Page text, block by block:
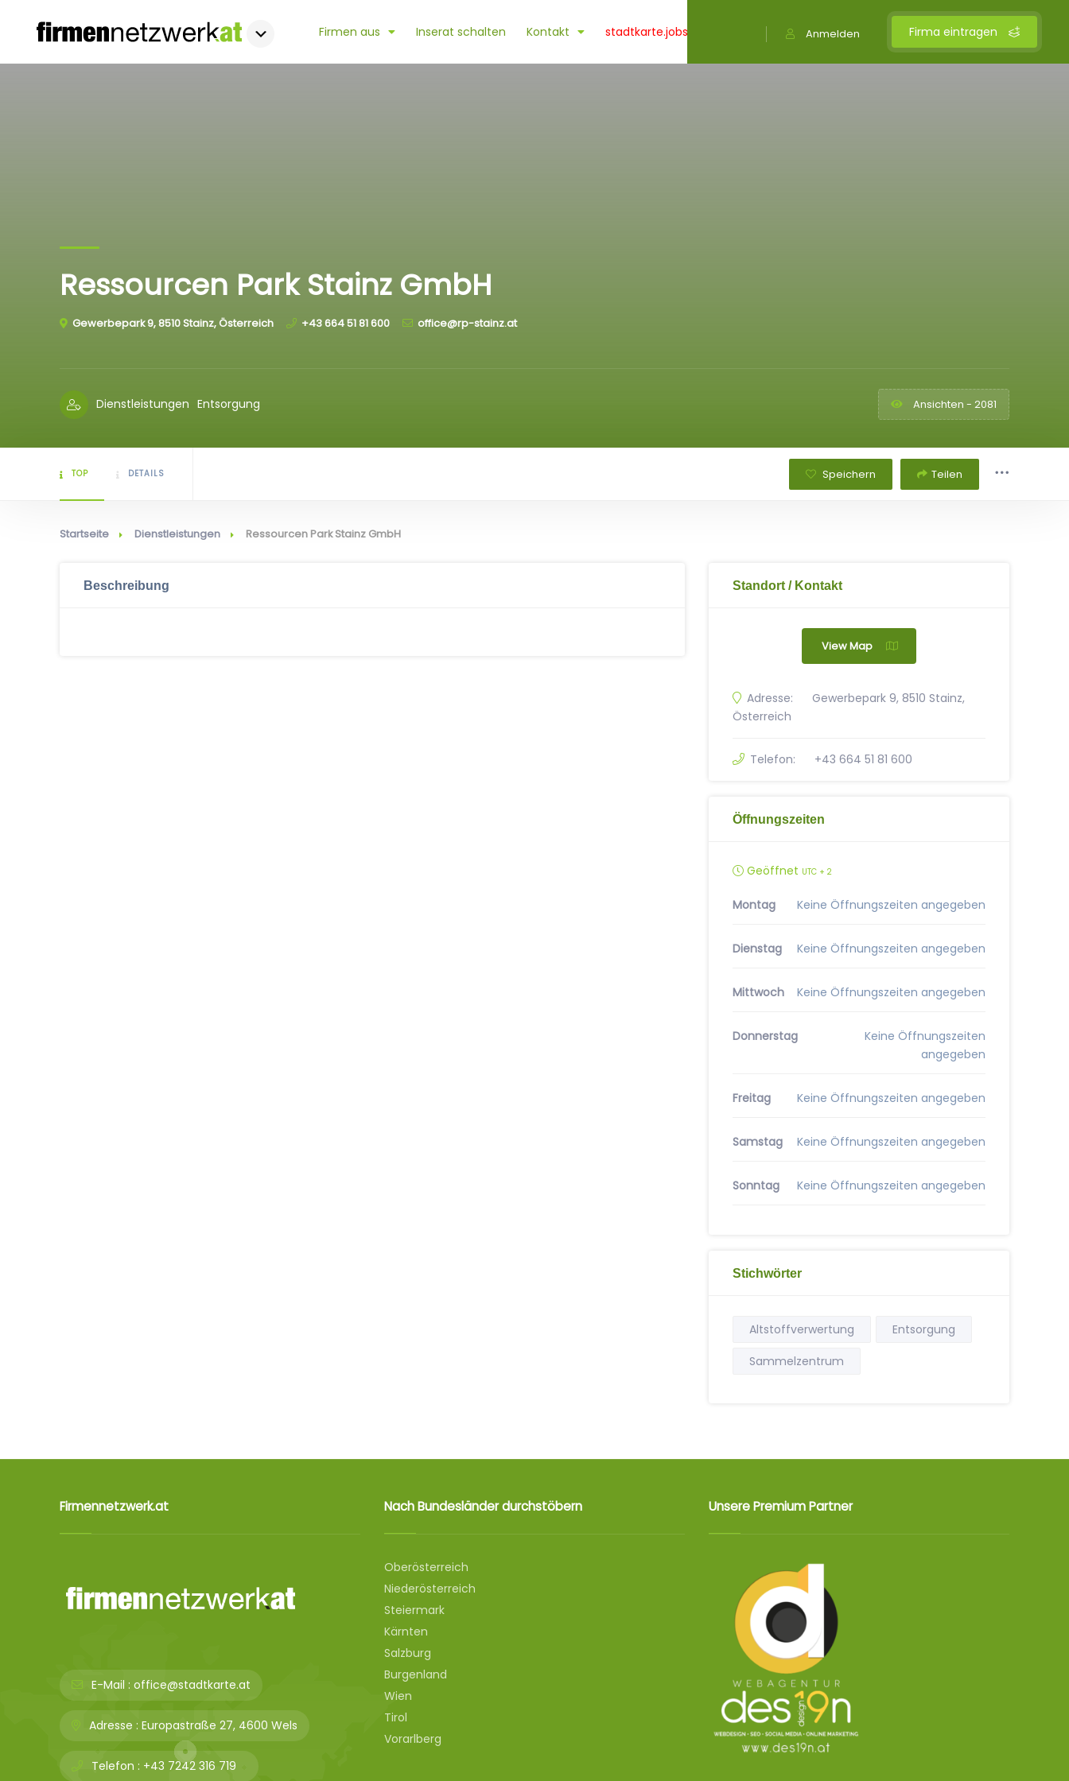
Firma eintragen
Anmelden
Firmen aus Inserat schalten Kontakt stadtkarte.jobs
Ressourcen Park Stainz GmbH
Gewerbepark 9, 8510 Stainz, Österreich +43 664 51 81 600 office@rp-stainz.at
Dienstleistungen Entsorgung Ansichten - 2081
TOP DETAILS Speichern Teilen
Startseite Dienstleistungen Ressourcen Park Stainz GmbH
Beschreibung Standort / Kontakt
View Map
Adresse:
Gewerbepark 9, 8510 Stainz,
Österreich
Telefon: +43 664 51 81 600
Öffnungszeiten
Geöffnet UTC + 2
Montag Keine Öffnungszeiten angegeben
Dienstag Keine Öffnungszeiten angegeben
Mittwoch Keine Öffnungszeiten angegeben
Donnerstag
Keine Öffnungszeiten
angegeben
Freitag Keine Öffnungszeiten angegeben
Samstag Keine Öffnungszeiten angegeben
Sonntag Keine Öffnungszeiten angegeben
Stichwörter
Altstoffverwertung
Entsorgung
Sammelzentrum
Firmennetzwerk.at
E-Mail : office@stadtkarte.at
Adresse : Europastraße 27, 4600 Wels
Telefon : +43 7242 316 719
Nach Bundesländer durchstöbern
Oberösterreich
Niederösterreich
Steiermark
Kärnten
Salzburg
Burgenland
Wien
Tirol
Vorarlberg
Unsere Premium Partner